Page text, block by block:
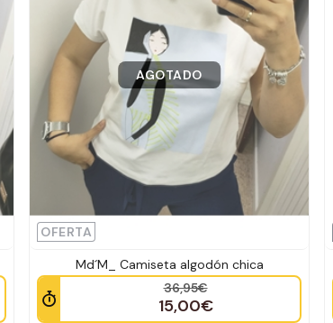
OFERTA
AGOTADO
Md´M_ Camiseta algodón chica
36,95€
15,00€